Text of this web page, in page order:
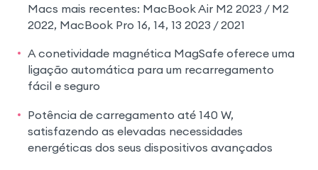
Macs mais recentes: MacBook Air M2 2023 / M2
2022, MacBook Pro 16, 14, 13 2023 / 2021
A conetividade magnética MagSafe oferece uma
ligação automática para um recarregamento
fácil e seguro
Potência de carregamento até 140 W,
satisfazendo as elevadas necessidades
energéticas dos seus dispositivos avançados